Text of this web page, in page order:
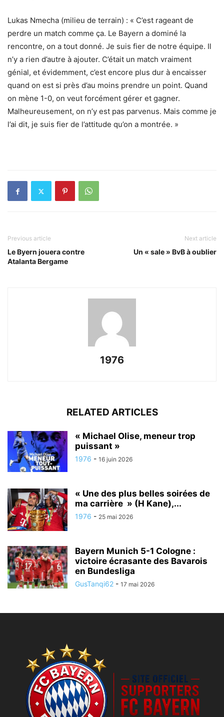
Lukas Nmecha (milieu de terrain) : « C’est rageant de
perdre un match comme ça. Le Bayern a dominé la
rencontre, on a tout donné. Je suis fier de notre équipe. Il
n’y a rien d’autre à ajouter. C’était un match vraiment
génial, et évidemment, c’est encore plus dur à encaisser
quand on est si près d’au moins prendre un point. Quand
on mène 1-0, on veut forcément gérer et gagner.
Malheureusement, on n’y est pas parvenus. Mais comme je
l’ai dit, je suis fier de l’attitude qu’on a montrée. »
Previous article
Le Byern jouera contre
Atalanta Bergame
Next article
Un « sale » BvB à oublier
1976
RELATED ARTICLES
« Michael Olise, meneur trop
puissant »
1976 - 16 juin 2026
« Une des plus belles soirées de
ma carrière » (H Kane),...
1976 - 25 mai 2026
Bayern Munich 5-1 Cologne :
victoire écrasante des Bavarois
en Bundesliga
GusTanqi62 - 17 mai 2026